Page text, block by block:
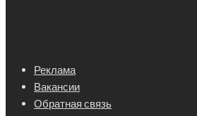
Реклама
Вакансии
Обратная связь